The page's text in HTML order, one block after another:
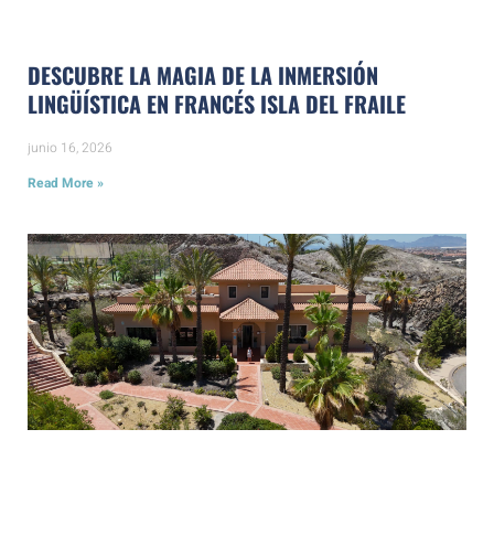
DESCUBRE LA MAGIA DE LA INMERSIÓN
LINGÜÍSTICA EN FRANCÉS ISLA DEL FRAILE
junio 16, 2026
Read More »